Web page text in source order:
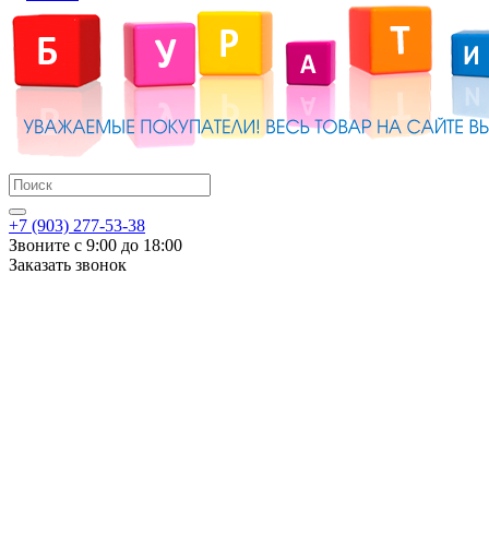
+7 (903) 277-53-38
Звоните с 9:00 до 18:00
Заказать звонок